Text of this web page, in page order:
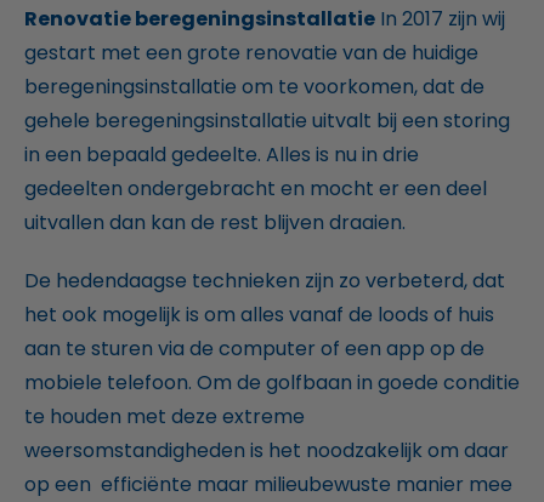
Renovatie beregeningsinstallatie In 2017 zijn wij
gestart met een grote renovatie van de huidige
beregeningsinstallatie om te voorkomen, dat de
gehele beregeningsinstallatie uitvalt bij een storing
in een bepaald gedeelte. Alles is nu in drie
gedeelten ondergebracht en mocht er een deel
uitvallen dan kan de rest blijven draaien.
De hedendaagse technieken zijn zo verbeterd, dat
het ook mogelijk is om alles vanaf de loods of huis
aan te sturen via de computer of een app op de
mobiele telefoon. Om de golfbaan in goede conditie
te houden met deze extreme
weersomstandigheden is het noodzakelijk om daar
op een efficiënte maar milieubewuste manier mee